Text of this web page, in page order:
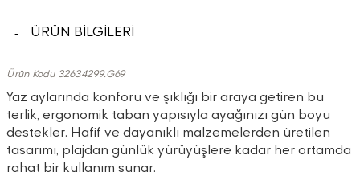
ÜRÜN BİLGİLERİ
Ürün Kodu 32634299.G69
Yaz aylarında konforu ve şıklığı bir araya getiren bu
terlik, ergonomik taban yapısıyla ayağınızı gün boyu
destekler. Hafif ve dayanıklı malzemelerden üretilen
tasarımı, plajdan günlük yürüyüşlere kadar her ortamda
rahat bir kullanım sunar.